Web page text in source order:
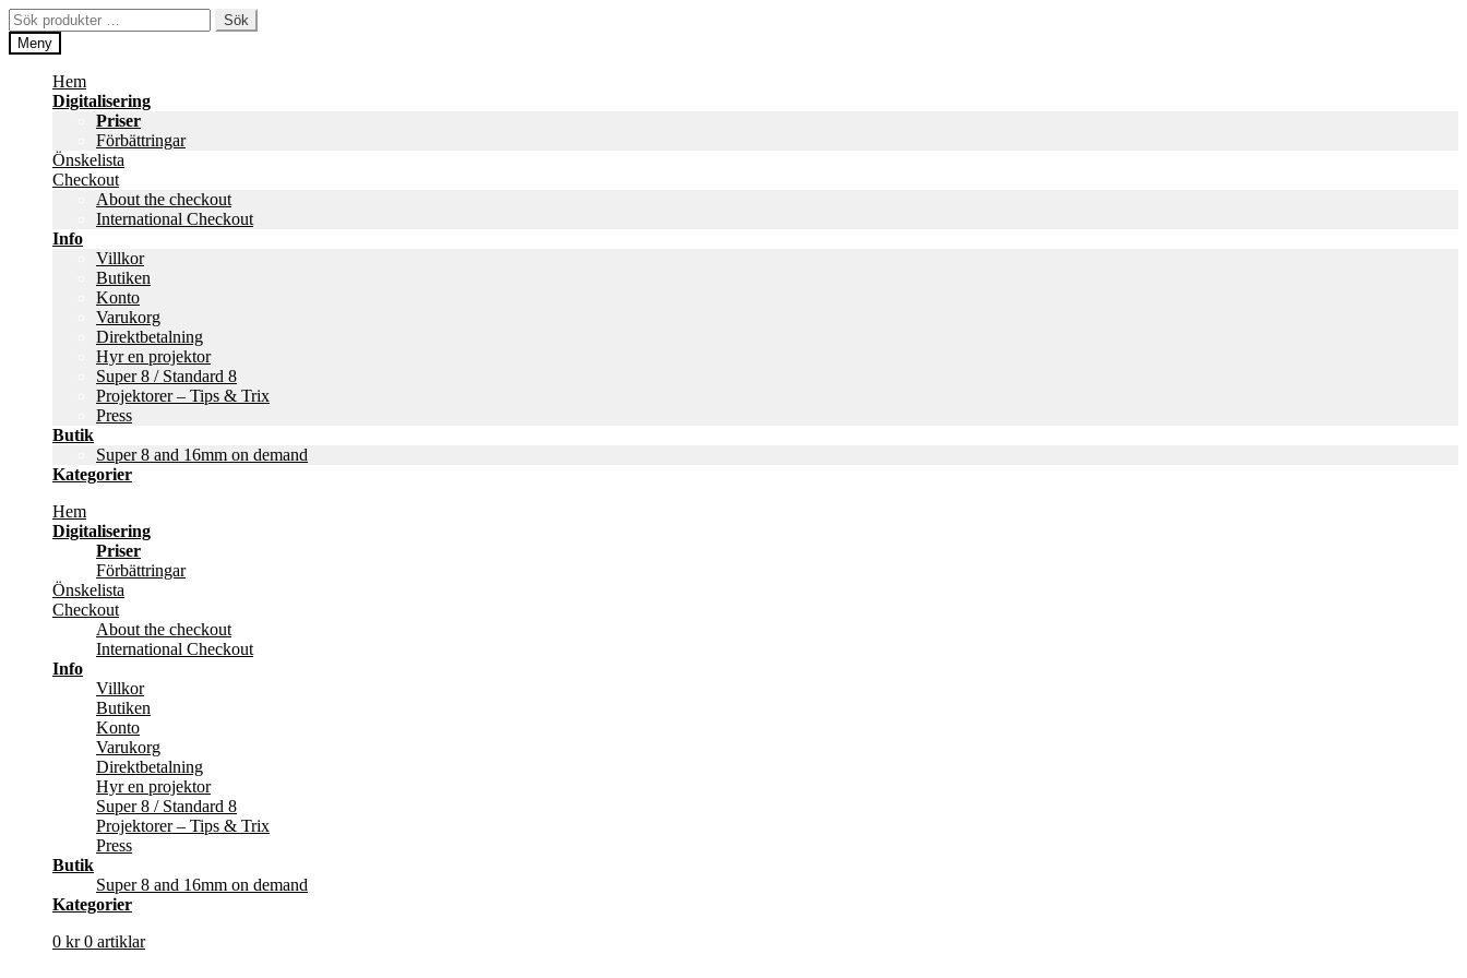
Hoppa
till
navigering
Hoppa
till
innehåll
Sök
efter:
Sök
Meny
Hem
Digitalisering
Priser
Förbättringar
Önskelista
Checkout
About the checkout
International Checkout
Info
Villkor
Butiken
Konto
Varukorg
Direktbetalning
Hyr en projektor
Super 8 / Standard 8
Projektorer – Tips & Trix
Press
Butik
Super 8 and 16mm on demand
Kategorier
Hem
Digitalisering
Priser
Förbättringar
Önskelista
Checkout
About the checkout
International Checkout
Info
Villkor
Butiken
Konto
Varukorg
Direktbetalning
Hyr en projektor
Super 8 / Standard 8
Projektorer – Tips & Trix
Press
Butik
Super 8 and 16mm on demand
Kategorier
0 kr 0 artiklar